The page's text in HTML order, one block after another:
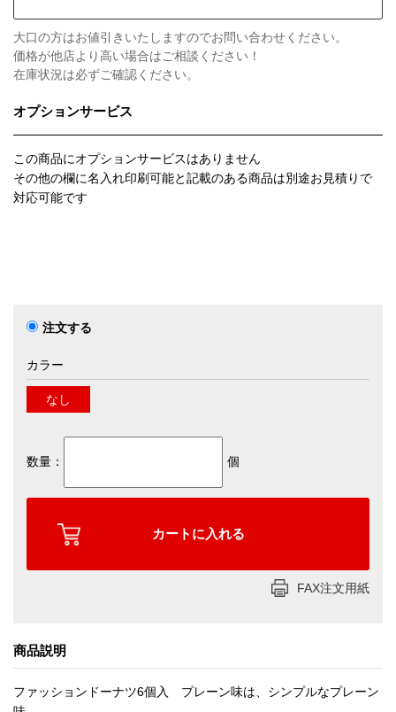
大口の方はお値引きいたしますのでお問い合わせください。
価格が他店より高い場合はご相談ください！
在庫状況は必ずご確認ください。
オプションサービス
この商品にオプションサービスはありません
その他の欄に名入れ印刷可能と記載のある商品は別途お見積りで
対応可能です
注文する
カラー
なし
数量： 個
FAX注文用紙
商品説明
ファッションドーナツ6個入 プレーン味は、シンプルなプレーン